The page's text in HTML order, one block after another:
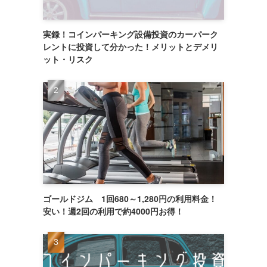
実録！コインパーキング設備投資のカーパーク
レントに投資して分かった！メリットとデメリ
ット・リスク
ゴールドジム 1回680～1,280円の利用料金！
安い！週2回の利用で約4000円お得！